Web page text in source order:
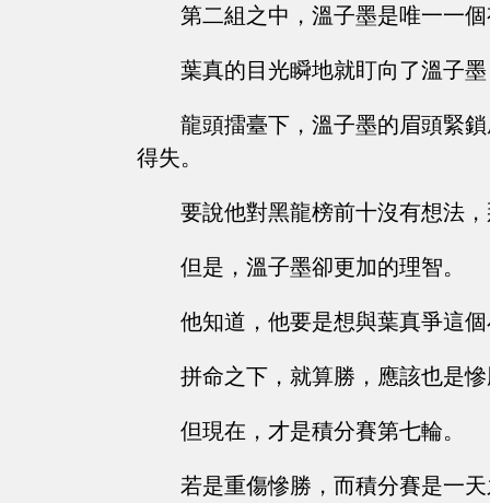
第二組之中，溫子墨是唯一一
葉真的目光瞬地就盯向了溫子
龍頭擂臺下，溫子墨的眉頭緊
得失。
要說他對黑龍榜前十沒有想法
但是，溫子墨卻更加的理智。
他知道，他要是想與葉真爭這
拼命之下，就算勝，應該也是
但現在，才是積分賽第七輪。
若是重傷慘勝，而積分賽是一